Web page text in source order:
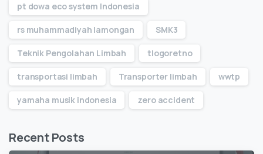
pt dowa eco system Indonesia
rs muhammadiyah lamongan SMK3
Teknik Pengolahan Limbah tlogoretno
transportasi limbah Transporter limbah wwtp
yamaha musik indonesia zero accident
Recent Posts